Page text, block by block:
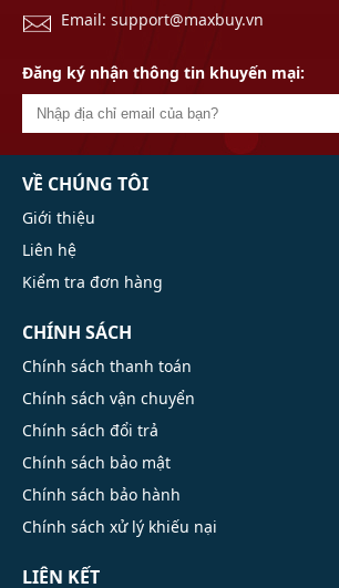
Email: support@maxbuy.vn
Đăng ký nhận thông tin khuyến mại:
VỀ CHÚNG TÔI
Giới thiệu
Liên hệ
Kiểm tra đơn hàng
CHÍNH SÁCH
Chính sách thanh toán
Chính sách vận chuyển
Chính sách đổi trả
Chính sách bảo mật
Chính sách bảo hành
Chính sách xử lý khiếu nại
LIÊN KẾT